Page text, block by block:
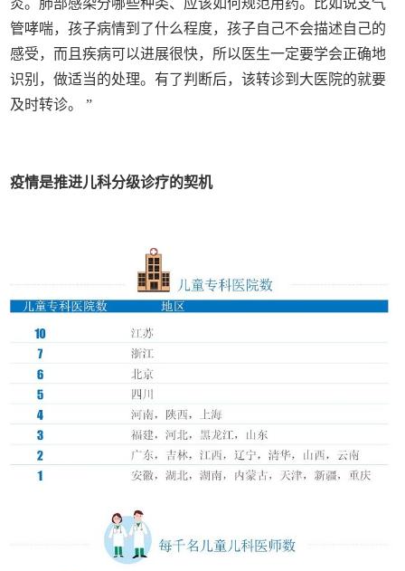
炎。肺部感染分哪些种类、应该如何规范用药。比如说支气
管哮喘，孩子病情到了什么程度，孩子自己不会描述自己的
感受，而且疾病可以进展很快，所以医生一定要学会正确地
识别，做适当的处理。有了判断后，该转诊到大医院的就要
及时转诊。 ”
疫情是推进儿科分级诊疗的契机